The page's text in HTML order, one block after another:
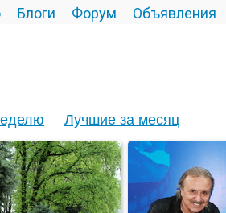
Блоги Форум Объявления
Лучшие за месяц